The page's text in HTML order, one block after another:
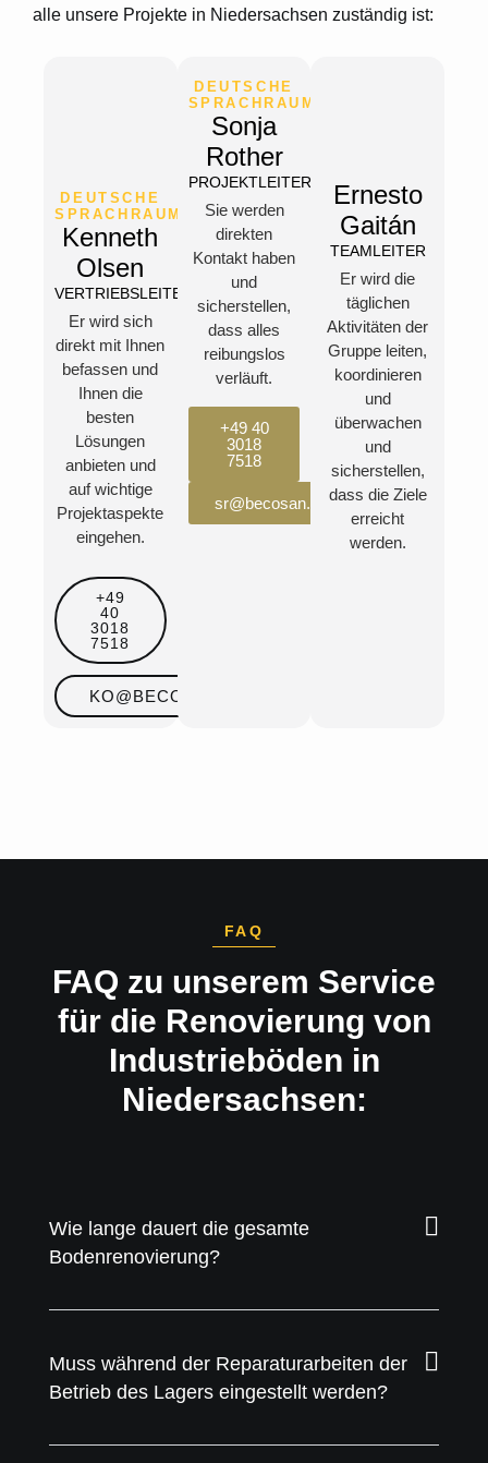
alle unsere Projekte in Niedersachsen zuständig ist:
DEUTSCHE
SPRACHRAUM
Kenneth
Olsen
VERTRIEBSLEITER
Er wird sich
direkt mit Ihnen
befassen und
Ihnen die
besten
Lösungen
anbieten und
auf wichtige
Projektaspekte
eingehen.
+49
40
3018
7518
KO@BECOSAN.COM
DEUTSCHE
SPRACHRAUM
Sonja
Rother
PROJEKTLEITERIN
Sie werden
direkten
Kontakt haben
und
sicherstellen,
dass alles
reibungslos
verläuft.
+49 40
3018
7518
sr@becosan.com
Ernesto
Gaitán
TEAMLEITER
Er wird die
täglichen
Aktivitäten der
Gruppe leiten,
koordinieren
und
überwachen
und
sicherstellen,
dass die Ziele
erreicht
werden.
FAQ
FAQ zu unserem Service
für die Renovierung von
Industrieböden in
Niedersachsen:
Wie lange dauert die gesamte
Bodenrenovierung?
Muss während der Reparaturarbeiten der
Betrieb des Lagers eingestellt werden?